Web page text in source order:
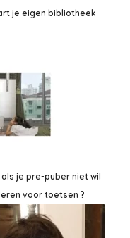
je eigen bibliotheek
als je pre-puber niet wil
voor toetsen ?